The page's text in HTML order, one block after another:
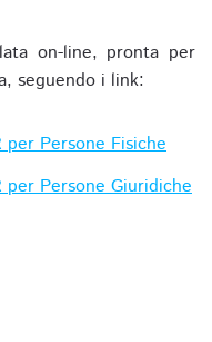
on-line, pronta per
seguendo i link:
Persone Fisiche
Persone Giuridiche